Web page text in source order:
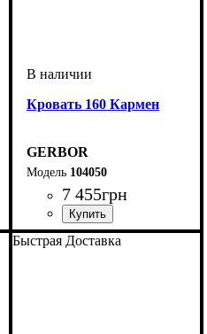
Кровать 160 Кармен
GERBOR
104050
7 455грн
Быстрая Доставка